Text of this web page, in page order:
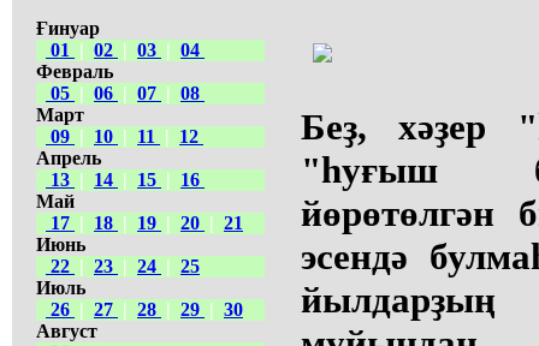
Ғинуар
01
| 02 | 03 | 04
Февраль
05 | 06 | 07 | 08
Март
09 | 10 | 11 |
12
Апрель
13 | 14 | 15 |
16
Май
17 | 18 | 19 | 20 | 21
Июнь
22 | 23 | 24 | 25
Июль
26 | 27 | 28 | 29 | 30
Август
Беҙ, хәҙер
"һуғыш
эсендә